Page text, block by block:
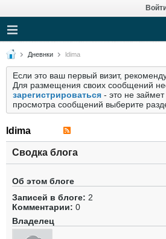
Дневнки ldima
Если это ваш первый визит,
Для размещения своих сообщений
зарегистрироваться - это не
просмотра сообщений выберите
ldima
Сводка блога
Об этом блоге
Записей в блоге: 2
Комментарии: 0
Владелец